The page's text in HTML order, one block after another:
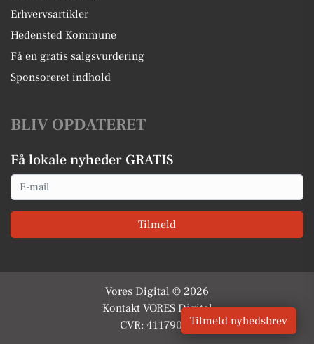
Erhvervsartikler
Hedensted Kommune
Få en gratis salgsvurdering
Sponsoreret indhold
BLIV OPDATERET
Få lokale nyheder GRATIS
Email
Tilmeld
Vores Digital © 2026
Kontakt VORES Digital
CVR: 41179082Tilmeld nyhedsbrev